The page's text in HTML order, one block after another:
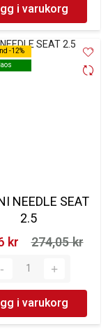
i varukorg
-12%
-12%
NEEDLE SEAT
2.5
kr‎
274,05 kr‎
i varukorg